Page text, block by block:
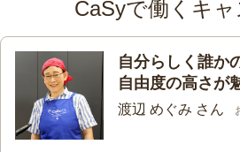
CaSyで働くキ
自分らしく誰か
自由度の高さが
渡辺 めぐみ さん